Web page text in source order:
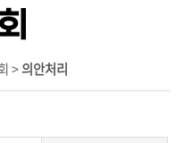
>의안처리